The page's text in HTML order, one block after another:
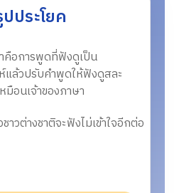
ประโยค
อการพูดที่ฟังดูเป็น
แล้วปรับคำพูดให้ฟังดูสละ
มือนเจ้าของภาษา
าวต่างชาติจะฟังไม่เข้าใจอีกต่อ